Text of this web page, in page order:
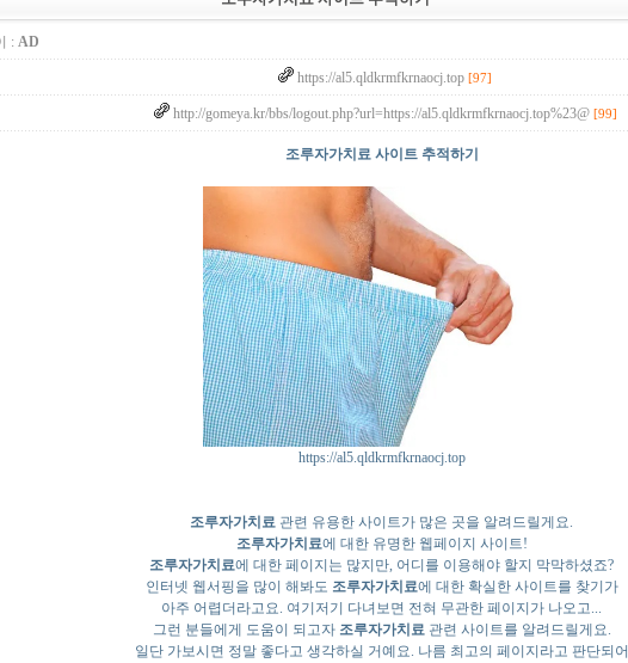
: AD
https://al5.qldkrmfkrnaocj.top [97]
http://gomeya.kr/bbs/logout.php?url=https://al5.qldkrmfkrnaocj.top%23@ [99]
조루자가치료 사이트 추적하기
https://al5.qldkrmfkrnaocj.top
조루자가치료 관련 유용한 사이트가 많은 곳을 알려드릴게요.
조루자가치료에 대한 유명한 웹페이지 사이트!
조루자가치료에 대한 페이지는 많지만, 어디를 이용해야 할지 막막하셨죠?
인터넷 웹서핑을 많이 해봐도 조루자가치료에 대한 확실한 사이트를 찾기가
아주 어렵더라고요. 여기저기 다녀보면 전혀 무관한 페이지가 나오고...
그런 분들에게 도움이 되고자 조루자가치료관련 사이트를 알려드릴게요.
일단 가보시면 정말 좋다고 생각하실 거예요. 나름 최고의 페이지라고 판단되어